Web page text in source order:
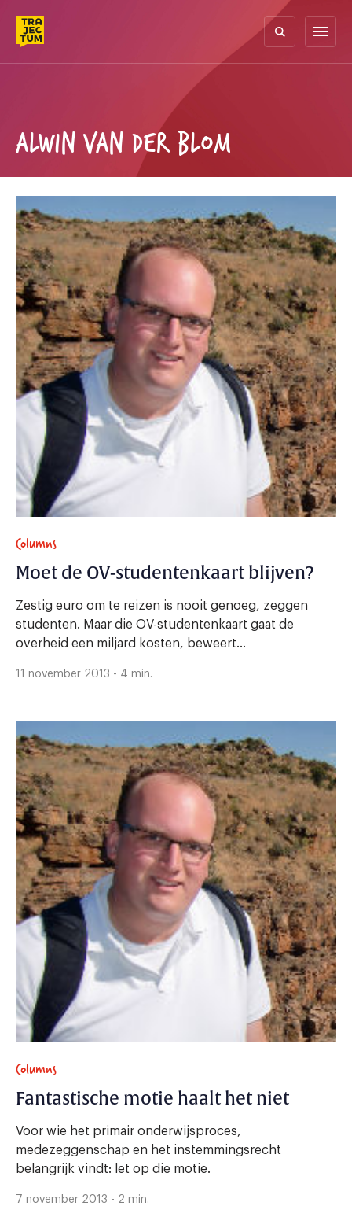
content
menu
ALWIN VAN DER BLOM
Columns
Moet de OV-studentenkaart blijven?
Zestig euro om te reizen is nooit genoeg, zeggen
studenten. Maar die OV-studentenkaart gaat de
overheid een miljard kosten, beweert...
11 november 2013 - 4 min.
Columns
Fantastische motie haalt het niet
Voor wie het primair onderwijsproces,
medezeggenschap en het instemmingsrecht
belangrijk vindt: let op die motie.
7 november 2013 - 2 min.